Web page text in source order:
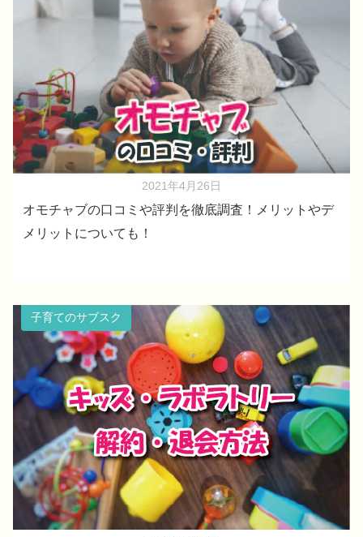
2021年4月26日
オモチャブの口コミや評判を徹底調査！メリットやデ
メリットについても！
子育てのサブスク